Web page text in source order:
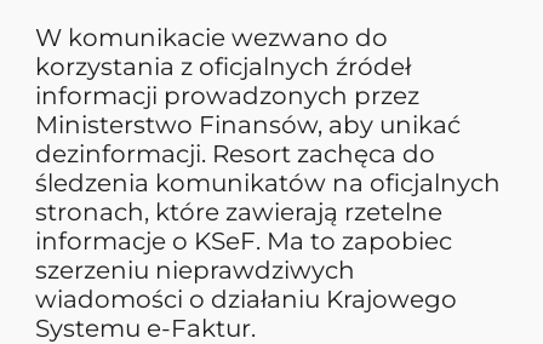
W komunikacie wezwano do
korzystania z oficjalnych źródeł
informacji prowadzonych przez
Ministerstwo Finansów, aby unikać
dezinformacji. Resort zachęca do
śledzenia komunikatów na oficjalnych
stronach, które zawierają rzetelne
informacje o KSeF. Ma to zapobiec
szerzeniu nieprawdziwych
wiadomości o działaniu Krajowego
Systemu e-Faktur.